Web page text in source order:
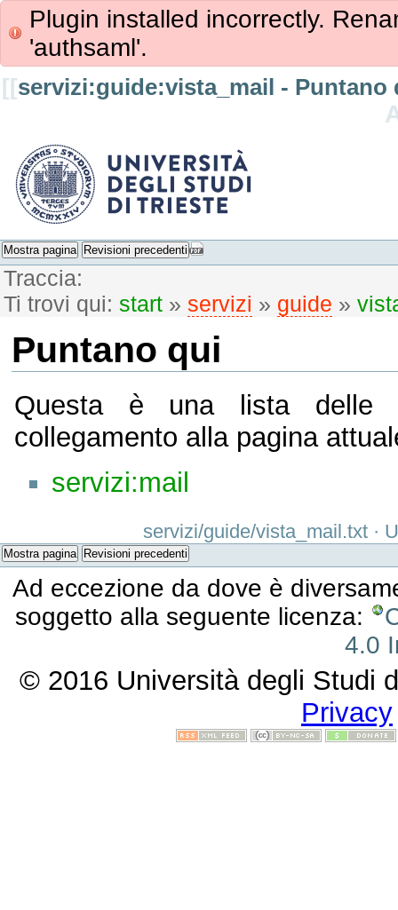
Plugin installed incorrectly.
'authsaml'.
[[servizi:guide:vista_mail - Puntano
Mostra pagina Revisioni precedenti
Traccia:
Ti trovi qui: start » servizi » guide »
Puntano qui
Questa è una lista delle
collegamento alla pagina
servizi:mail
servizi/guide/vista_mail.txt ·
Mostra pagina Revisioni precedenti
Ad eccezione da dove è
soggetto alla seguente licenza:
4.0
© 2016 Università degli Studi
Privacy